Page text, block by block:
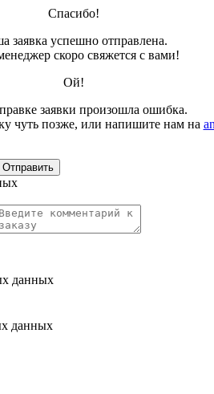
Спасибо!
заявка успешно отправлена.
скоро свяжется с вами!
Ой!
заявки произошла ошибка.
чуть позже, или напишите нам на
Отправить
данных
данных